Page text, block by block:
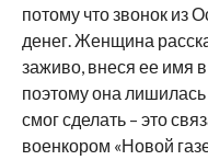
потому что звонок из
денег. Женщина
заживо, внеся ее имя
поэтому она
смог сделать – это
военкором «Новой